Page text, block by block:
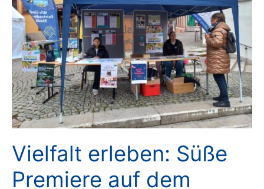
Vielfalt erleben: Süße
Premiere auf dem